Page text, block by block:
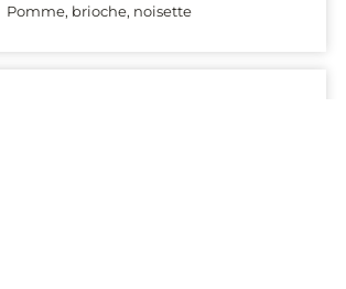
Pomme, brioche, noisette